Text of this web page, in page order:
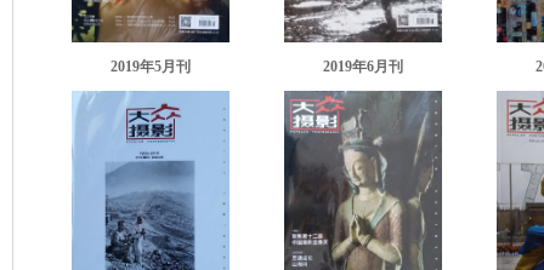
2019年5月刊 2019年6月刊